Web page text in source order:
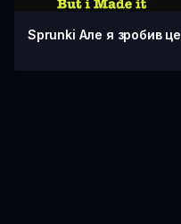
Sprunki Але я зробив це